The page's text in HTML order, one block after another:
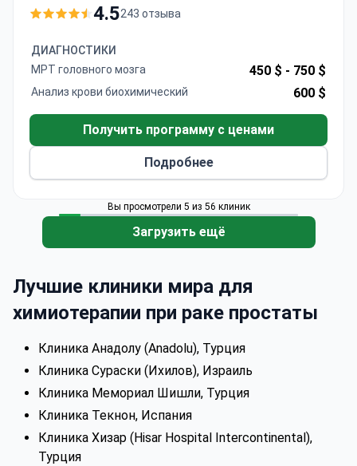
Intercontinental. Стоимость лечения может
Специализированное онкологическое отделение
больницы ежегодно принимает более 500 000
пациентов, включая иностранных граждан.
4.5243 отзыва
ДИАГНОСТИКИ
МРТ головного мозга
450 $ - 750 $
Анализ крови биохимический 600 $
Получить программу с ценами
Подробнее
Вы просмотрели 5 из 56 клиник
Загрузить ещё
Лучшие клиники мира для
химиотерапии при раке простаты
Клиника Анадолу (Anadolu), Турция
Клиника Сураски (Ихилов), Израиль
Клиника Мемориал Шишли, Турция
Клиника Текнон, Испания
Клиника Хизар (Hisar Hospital Intercontinental),
Турция